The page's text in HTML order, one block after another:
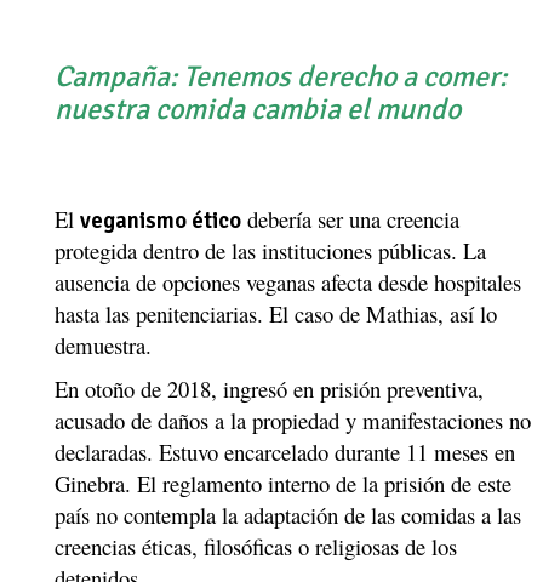
Campaña: Tenemos derecho a comer:
nuestra comida cambia el mundo
El veganismo éticodebería ser una creencia
protegida dentro de las instituciones públicas. La
ausencia de opciones veganas afecta desde hospitales
hasta las penitenciarias. El caso de Mathias, así lo
demuestra.
En otoño de 2018, ingresó en prisión preventiva,
acusado de daños a la propiedad y manifestaciones no
declaradas. Estuvo encarcelado durante 11 meses en
Ginebra. El reglamento interno de la prisión de este
país no contempla la adaptación de las comidas a las
creencias éticas, filosóficas o religiosas de los